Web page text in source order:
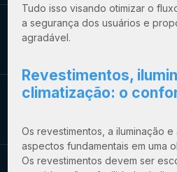
Tudo isso visando otimizar o
a segurança dos usuários e
agradável.
Revestimentos,
climatização: o
Os revestimentos, a iluminação e
aspectos fundamentais em uma
Os revestimentos devem ser